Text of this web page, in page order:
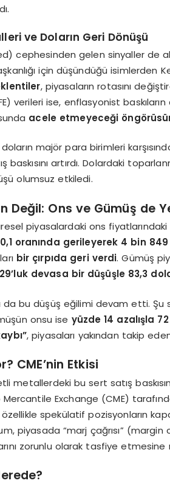
ve Doların Geri Dönüşü
cephesinden gelen sinyaller de
için düşündüğü isimlerden
, piyasaların rotasını
verileri ise, enflasyonist
acele etmeyeceği
majör para birimleri
baskısını artırdı. Dolardaki
olumsuz etkiledi.
Değil: Ons ve Gümüş de
piyasalardaki ons fiyatlarındaki
oranında gerileyerek 4 bin
bir çırpıda geri verdi. Gümüş
devasa bir düşüşle 83,3
da bu düşüş eğilimi devam etti. Şu
onsu ise yüzde 14 azalışla
, piyasaları yakından takip
CME’nin Etkisi
metallerdeki bu sert satış
Exchange (CME)
özellikle spekülatif pozisyonların
piyasada “marj çağrısı”
zorunlu olarak tasfiye